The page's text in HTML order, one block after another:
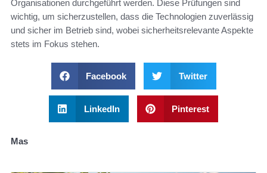
Organisationen durchgeführt werden. Diese Prüfungen sind
wichtig, um sicherzustellen, dass die Technologien zuverlässig
und sicher im Betrieb sind, wobei sicherheitsrelevante Aspekte
stets im Fokus stehen.
Facebook Twitter
LinkedIn Pinterest
Mas